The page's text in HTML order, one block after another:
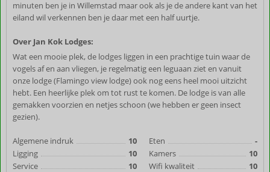
minuten ben je in Willemstad maar ook als je de andere kant van het
eiland wil verkennen ben je daar met een half uurtje.
Over Jan Kok Lodges:
Wat een mooie plek, de lodges liggen in een prachtige tuin waar de
vogels af en aan vliegen, je regelmatig een leguaan ziet en vanuit
onze lodge (Flamingo view lodge) ook nog eens heel mooi uitzicht
hebt. Een heerlijke plek om tot rust te komen. De lodge is van alle
gemakken voorzien en netjes schoon (we hebben er geen insect
gezien).
Algemene indruk
10
Ligging
10
Service
10
Eten
-
Kamers
10
Wifi kwaliteit
10